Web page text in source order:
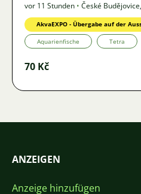
vor 11 Stunden • České Budějovice,
AkvaEXPO - Übergabe auf der
Aquarienfische Tetra
70 Kč
ANZEIGEN
Anzeige hinzufügen